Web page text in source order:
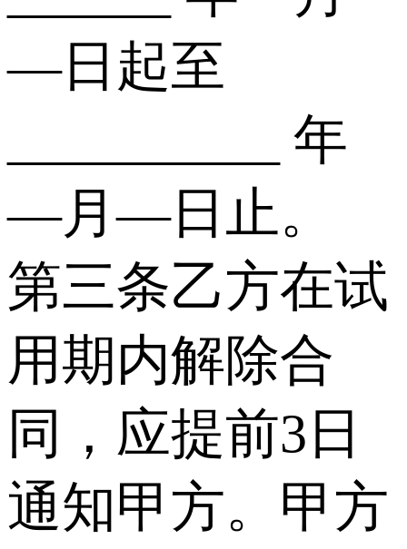
—日起至
__________ 年
—月—日止。
第三条乙方在试
用期内解除合
同，应提前3日
通知甲方。甲方